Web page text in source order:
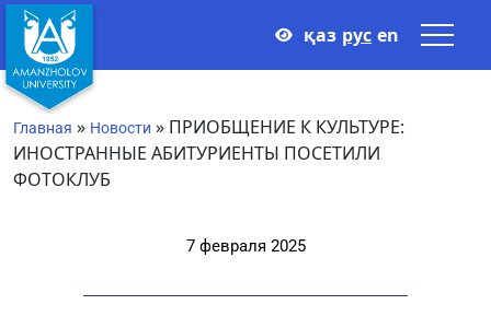
қаз рус en
Главная » Новости » ПРИОБЩЕНИЕ К КУЛЬТУРЕ:
ИНОСТРАННЫЕ АБИТУРИЕНТЫ ПОСЕТИЛИ
ФОТОКЛУБ
7 февраля 2025